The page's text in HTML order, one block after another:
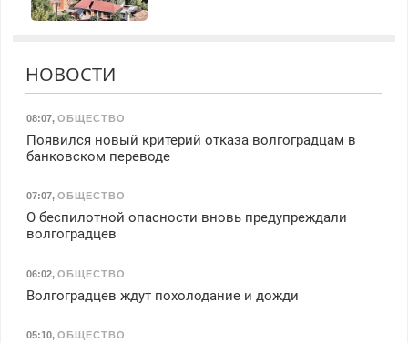
НОВОСТИ
08:07, ОБЩЕСТВО
Появился новый критерий отказа волгоградцам в
банковском переводе
07:07, ОБЩЕСТВО
О беспилотной опасности вновь предупреждали
волгоградцев
06:02, ОБЩЕСТВО
Волгоградцев ждут похолодание и дожди
05:10, ОБЩЕСТВО